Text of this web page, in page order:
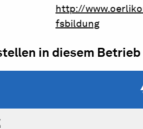
http://
fsbildung
in diesem Betrieb